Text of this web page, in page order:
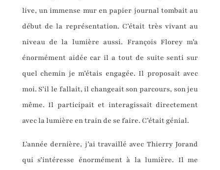
live, un immense mur en papier journal tombait au
début de la représentation. C’était très vivant au
niveau de la lumière aussi. François Florey m’a
énormément aidée car il a tout de suite senti sur
quel chemin je m’étais engagée. Il proposait avec
moi. S’il le fallait, il changeait son parcours, son jeu
même. Il participait et interagissait directement
avec la lumière en train de se faire. C’était génial.
L’année dernière, j’ai travaillé avec Thierry Jorand
qui s’intéresse énormément à la lumière. Il me